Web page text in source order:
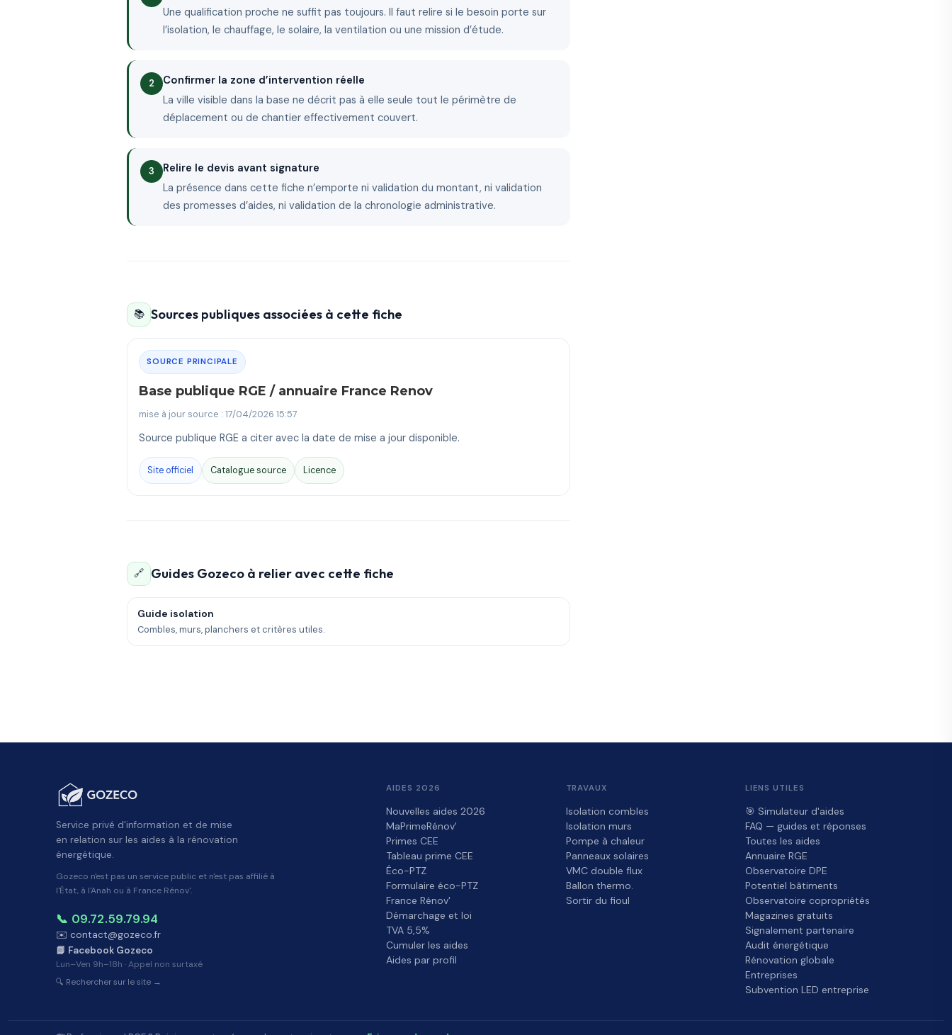
Une qualification proche ne suffit pas toujours. Il faut relire si le besoin porte sur
l’isolation, le chauffage, le solaire, la ventilation ou une mission d’étude.
Confirmer la zone d’intervention réelle
La ville visible dans la base ne décrit pas à elle seule tout le périmètre de
déplacement ou de chantier effectivement couvert.
Relire le devis avant signature
La présence dans cette fiche n’emporte ni validation du montant, ni validation
des promesses d’aides, ni validation de la chronologie administrative.
📚 Sources publiques associées à cette fiche
SOURCE PRINCIPALE
Base publique RGE / annuaire France Renov
mise à jour source : 17/04/2026 15:57
Source publique RGE a citer avec la date de mise a jour disponible.
Site officiel Catalogue source Licence
🔗 Guides Gozeco à relier avec cette fiche
Guide isolation
Combles, murs, planchers et critères utiles.
Service privé d'information et de mise
en relation sur les aides à la rénovation
énergétique.
Gozeco n'est pas un service public et n'est pas affilié à
l'État, à l'Anah ou à France Rénov'.
📞 09.72.59.79.94
✉️ contact@gozeco.fr
📘 Facebook Gozeco
Lun–Ven 9h–18h · Appel non surtaxé
🔍 Rechercher sur le site →
AIDES 2026
Nouvelles aides 2026
MaPrimeRénov'
Primes CEE
Tableau prime CEE
Éco-PTZ
Formulaire éco-PTZ
France Rénov'
Démarchage et loi
TVA 5,5%
Cumuler les aides
Aides par profil
TRAVAUX
Isolation combles
Isolation murs
Pompe à chaleur
Panneaux solaires
VMC double flux
Ballon thermo.
Sortir du fioul
LIENS UTILES
🎯 Simulateur d'aides
FAQ — guides et réponses
Toutes les aides
Annuaire RGE
Observatoire DPE
Potentiel bâtiments
Observatoire copropriétés
Magazines gratuits
Signalement partenaire
Audit énergétique
Rénovation globale
Entreprises
Subvention LED entreprise